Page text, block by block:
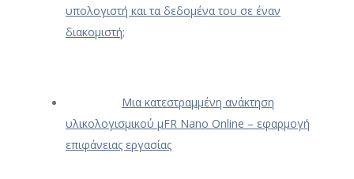
υπολογιστή και τα δεδομένα του σε έναν
διακομιστή;
Μια κατεστραμμένη ανάκτηση
υλικολογισμικού μFR Nano Online – εφαρμογή
επιφάνειας εργασίας